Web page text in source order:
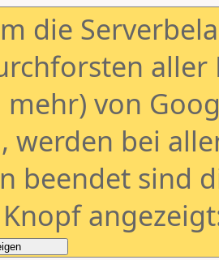
die
aller
von
werden bei
beendet sind